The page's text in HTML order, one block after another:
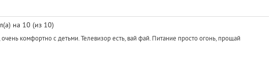
на 10 (из 10)
комфортно с детьми. Телевизор есть, вай фай. Питание просто огонь, прощай